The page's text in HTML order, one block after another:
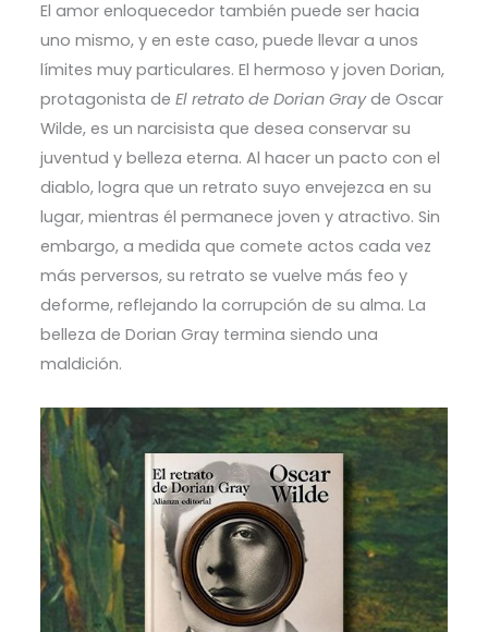
El amor enloquecedor también puede ser hacia
uno mismo, y en este caso, puede llevar a unos
límites muy particulares. El hermoso y joven Dorian,
protagonista de El retrato de Dorian Grayde Oscar
Wilde, es un narcisista que desea conservar su
juventud y belleza eterna. Al hacer un pacto con el
diablo, logra que un retrato suyo envejezca en su
lugar, mientras él permanece joven y atractivo. Sin
embargo, a medida que comete actos cada vez
más perversos, su retrato se vuelve más feo y
deforme, reflejando la corrupción de su alma. La
belleza de Dorian Gray termina siendo una
maldición.